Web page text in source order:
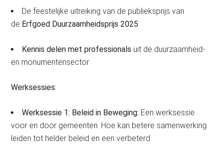
De feestelijke uitreiking van de publieksprijs van
de Erfgoed Duurzaamheidsprijs 2025
Kennis delen met professionals uit de duurzaamheid-
en monumentensector
Werksessies:
Werksessie 1: Beleid in Beweging: Een werksessie
voor en door gemeenten. Hoe kan betere samenwerking
leiden tot helder beleid en een verbeterd